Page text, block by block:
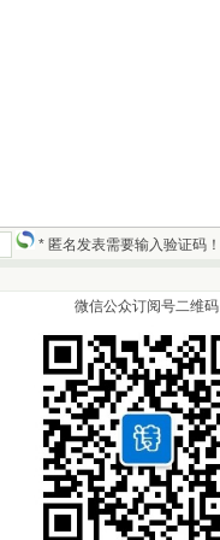
* 匿名发表需要输入验证码！
微信公众订阅号二维码